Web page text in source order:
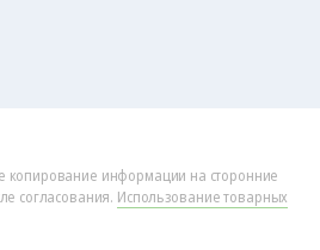
информации на сторонние
согласования. Использование товарных